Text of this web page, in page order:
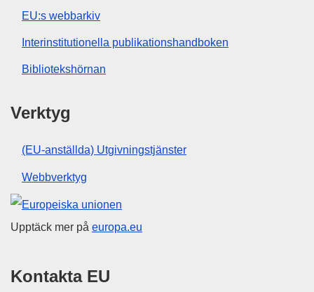
EU:s webbarkiv
Interinstitutionella publikationshandboken
Bibliotekshörnan
Verktyg
(EU-anställda) Utgivningstjänster
Webbverktyg
Europeiska unionen
Upptäck mer på europa.eu
Kontakta EU